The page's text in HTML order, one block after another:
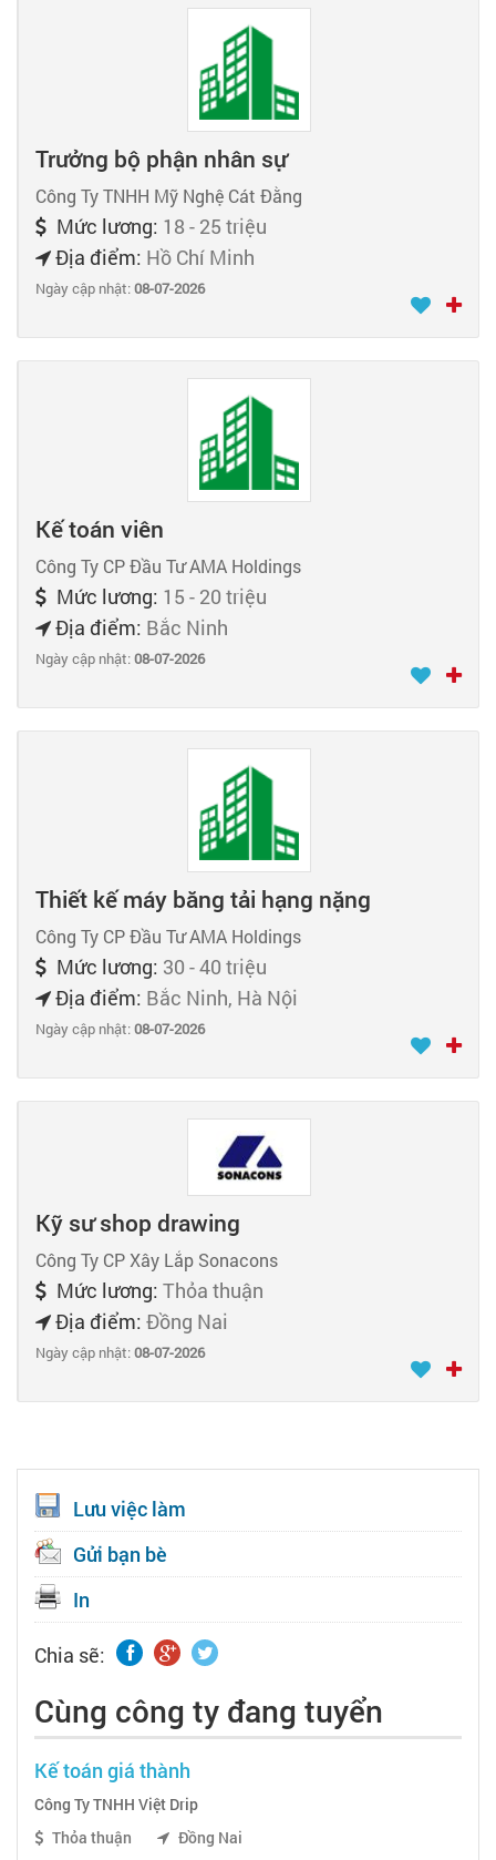
Trưởng bộ phận nhân sự
Công Ty TNHH Mỹ Nghệ Cát Đằng
Mức lương: 18 - 25 triệu
Địa điểm: Hồ Chí Minh
Ngày cập nhật:08-07-2026
Kế toán viên
Công Ty CP Đầu Tư AMA Holdings
Mức lương: 15 - 20 triệu
Địa điểm: Bắc Ninh
Ngày cập nhật:08-07-2026
Thiết kế máy băng tải hạng nặng
Công Ty CP Đầu Tư AMA Holdings
Mức lương: 30 - 40 triệu
Địa điểm: Bắc Ninh, Hà Nội
Ngày cập nhật:08-07-2026
Kỹ sư shop drawing
Công Ty CP Xây Lắp Sonacons
Mức lương: Thỏa thuận
Địa điểm: Đồng Nai
Ngày cập nhật:08-07-2026
Lưu việc làm
Gửi bạn bè
In
Chia sẽ:
Cùng công ty đang tuyển
Kế toán giá thành
Công Ty TNHH Việt Drip
Thỏa thuận
Đồng Nai